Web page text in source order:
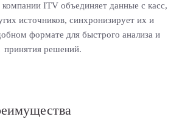
компании ITV объединяет данные с касс,
источников, синхронизирует их и
формате для быстрого анализа и
принятия решений.